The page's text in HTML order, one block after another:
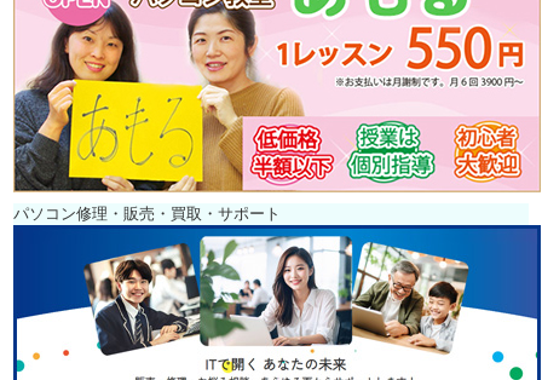
パソコン修理・販売・買取・サポート